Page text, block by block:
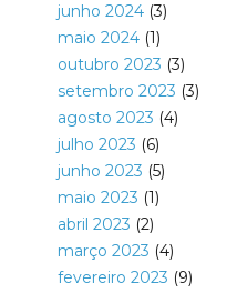
junho 2024(3)
maio 2024(1)
outubro 2023 (3)
setembro 2023 (3)
agosto 2023 (4)
julho 2023 (6)
junho 2023 (5)
maio 2023 (1)
abril 2023 (2)
março 2023 (4)
fevereiro 2023 (9)